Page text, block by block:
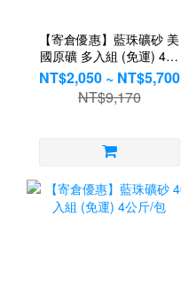
【寄倉優惠】藍珠礦砂 美
國原礦 多入組 (免運) 4公
斤/包
NT$2,050 ~ NT$5,700
NT$9,170